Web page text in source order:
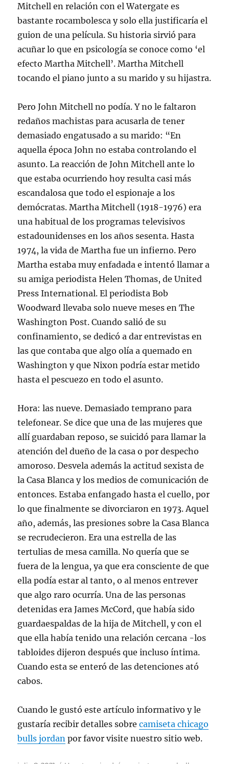
Mitchell en relación con el Watergate es
bastante rocambolesca y solo ella justificaría el
guion de una película. Su historia sirvió para
acuñar lo que en psicología se conoce como ‘el
efecto Martha Mitchell’. Martha Mitchell
tocando el piano junto a su marido y su hijastra.
Pero John Mitchell no podía. Y no le faltaron
redaños machistas para acusarla de tener
demasiado engatusado a su marido: “En
aquella época John no estaba controlando el
asunto. La reacción de John Mitchell ante lo
que estaba ocurriendo hoy resulta casi más
escandalosa que todo el espionaje a los
demócratas. Martha Mitchell (1918-1976) era
una habitual de los programas televisivos
estadounidenses en los años sesenta. Hasta
1974, la vida de Martha fue un infierno. Pero
Martha estaba muy enfadada e intentó llamar a
su amiga periodista Helen Thomas, de United
Press International. El periodista Bob
Woodward llevaba solo nueve meses en The
Washington Post. Cuando salió de su
confinamiento, se dedicó a dar entrevistas en
las que contaba que algo olía a quemado en
Washington y que Nixon podría estar metido
hasta el pescuezo en todo el asunto.
Hora: las nueve. Demasiado temprano para
telefonear. Se dice que una de las mujeres que
allí guardaban reposo, se suicidó para llamar la
atención del dueño de la casa o por despecho
amoroso. Desvela además la actitud sexista de
la Casa Blanca y los medios de comunicación de
entonces. Estaba enfangado hasta el cuello, por
lo que finalmente se divorciaron en 1973. Aquel
año, además, las presiones sobre la Casa Blanca
se recrudecieron. Era una estrella de las
tertulias de mesa camilla. No quería que se
fuera de la lengua, ya que era consciente de que
ella podía estar al tanto, o al menos entrever
que algo raro ocurría. Una de las personas
detenidas era James McCord, que había sido
guardaespaldas de la hija de Mitchell, y con el
que ella había tenido una relación cercana -los
tabloides dijeron después que incluso íntima.
Cuando esta se enteró de las detenciones ató
cabos.
Cuando le gustó este artículo informativo y le
gustaría recibir detalles sobrecamiseta chicago
bulls jordan por favor visite nuestro sitio web.